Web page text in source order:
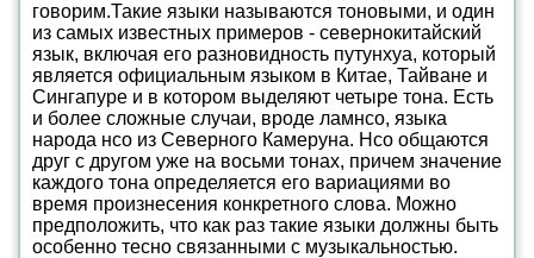
говорим.Такие языки называются тоновыми, и один
из самых известных примеров - севернокитайский
язык, включая его разновидность путунхуа, который
является официальным языком в Китае, Тайване и
Сингапуре и в котором выделяют четыре тона. Есть
и более сложные случаи, вроде ламнсо, языка
народа нсо из Северного Камеруна. Нсо общаются
друг с другом уже на восьми тонах, причем значение
каждого тона определяется его вариациями во
время произнесения конкретного слова. Можно
предположить, что как раз такие языки должны быть
особенно тесно связанными с музыкальностью.